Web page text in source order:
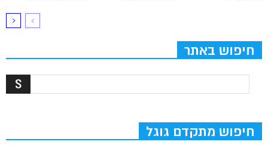
חיפוש באתר
חיפוש מתקדם גוגל